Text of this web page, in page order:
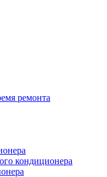
ремонта
кондиционера